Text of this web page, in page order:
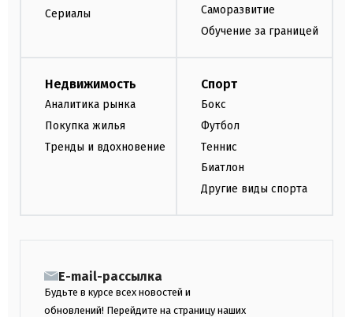
Сериалы
Саморазвитие
Обучение за границей
Недвижимость
Аналитика рынка
Покупка жилья
Тренды и вдохновение
Спорт
Бокс
Футбол
Теннис
Биатлон
Другие виды спорта
E-mail-рассылка
Будьте в курсе всех новостей и
обновлений! Перейдите на страницу наших